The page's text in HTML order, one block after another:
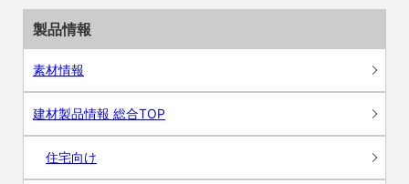
製品情報
素材情報
建材製品情報 総合TOP
住宅向け